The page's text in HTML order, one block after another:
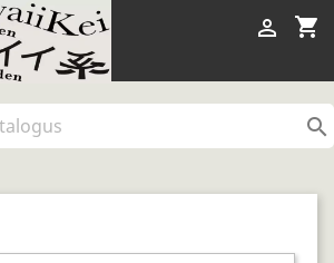
shopping_cart

